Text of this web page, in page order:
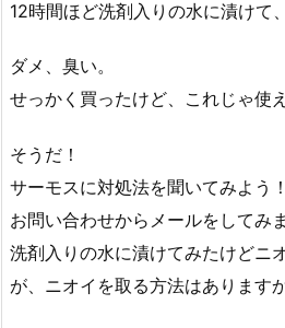
12時間ほど洗剤入りの水に漬けて
ダメ、臭い。
せっかく買ったけど、これじゃ使え
そうだ！
サーモスに対処法を聞いてみよう！
お問い合わせからメールをしてみま
洗剤入りの水に漬けてみたけどニ
が、ニオイを取る方法はありますか